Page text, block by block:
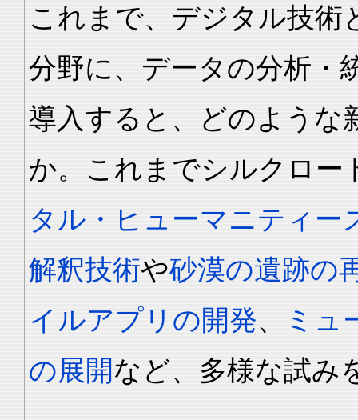
これまで、デジタル技術
分野に、データの分析・
導入すると、どのような
か。これまでシルクロー
タル・ヒューマニティー
解釈技術や砂漠の遺跡の
イルアプリの開発、
ミュ
の展開など、多様な試み